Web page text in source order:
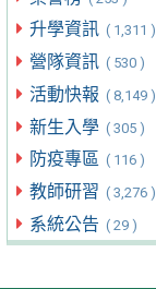
升學資訊 ( 1,311 )
營隊資訊 ( 530 )
活動快報 ( 8,149 )
新生入學 ( 305 )
防疫專區 ( 116 )
教師研習 ( 3,276 )
系統公告 ( 29 )